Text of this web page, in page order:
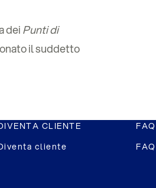
deiPunti di
il suddetto
CLIENTE
cliente
FAQ
FAQ